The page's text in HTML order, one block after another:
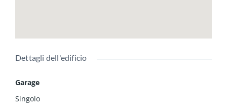
Dettagli dell'edificio
Garage
Singolo